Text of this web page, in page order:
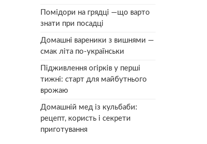
Помідори на грядці —що варто
знати при посадці
Домашні вареники з вишнями —
смак літа по-українськи
Підживлення огірків у перші
тижні: старт для майбутнього
врожаю
Домашній мед із кульбаби:
рецепт, користь і секрети
приготування